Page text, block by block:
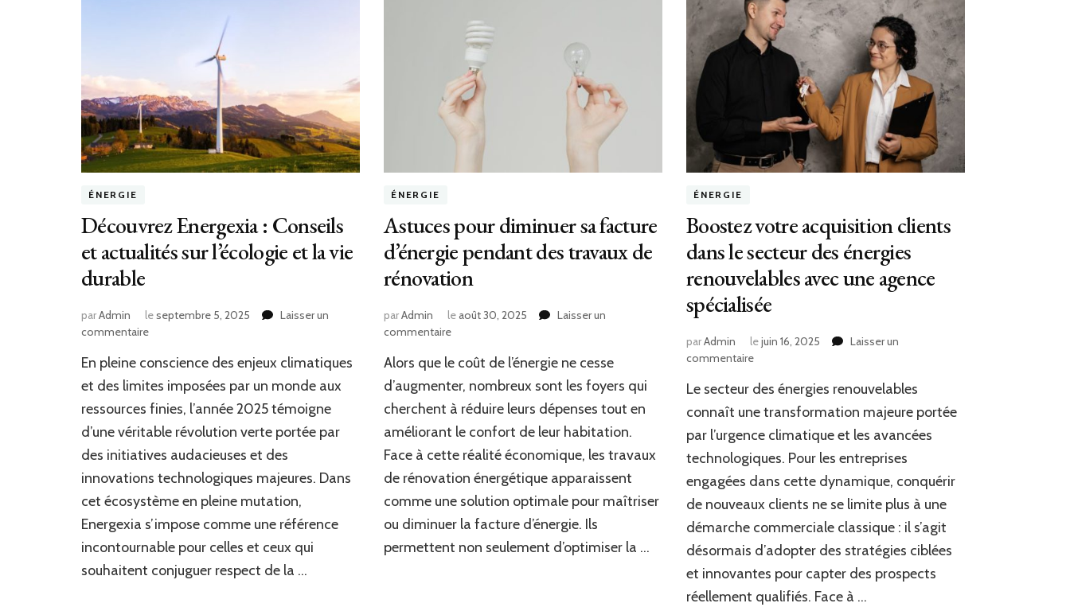
ÉNERGIE
Découvrez Energexia : Conseils
et actualités sur l’écologie et la vie
durable
parAdmin leseptembre 5, 2025
Laisser un
commentairesur
Energexia
:
Conseils
et
actualités
et
la
durable
En pleine conscience des enjeux climatiques
et des limites imposées par un monde aux
ressources finies, l’année 2025 témoigne
d’une véritable révolution verte portée par
des initiatives audacieuses et des
innovations technologiques majeures. Dans
cet écosystème en pleine mutation,
Energexia s’impose comme une référence
incontournable pour celles et ceux qui
souhaitent conjuguer respect de la …
ÉNERGIE
Astuces pour diminuer sa facture
d’énergie pendant des travaux de
rénovation
parAdmin leaoût 30, 2025
Laisser un
commentairesur
pour
diminuer
facture
d’énergie
pendant
travaux
de
rénovation
Alors que le coût de l’énergie ne cesse
d’augmenter, nombreux sont les foyers qui
cherchent à réduire leurs dépenses tout en
améliorant le confort de leur habitation.
Face à cette réalité économique, les travaux
de rénovation énergétique apparaissent
comme une solution optimale pour maîtriser
ou diminuer la facture d’énergie. Ils
permettent non seulement d’optimiser la …
ÉNERGIE
Boostez votre acquisition clients
dans le secteur des énergies
renouvelables avec une agence
spécialisée
parAdmin lejuin 16, 2025
Laisser un
commentairesur
votre
acquisition
dans
le
secteur
énergies
renouvelables
avec
une
agence
spécialisée
Le secteur des énergies renouvelables
connaît une transformation majeure portée
par l’urgence climatique et les avancées
technologiques. Pour les entreprises
engagées dans cette dynamique, conquérir
de nouveaux clients ne se limite plus à une
démarche commerciale classique : il s’agit
désormais d’adopter des stratégies ciblées
et innovantes pour capter des prospects
réellement qualifiés. Face à …